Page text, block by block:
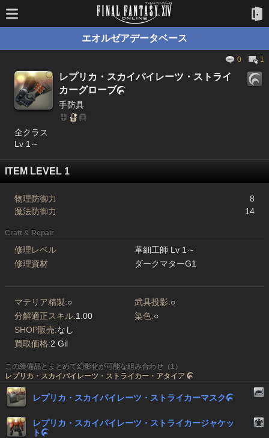
エオルゼアデータベース
0 1
レプリカ・スカイパイレーツ・ストライ
カーグローブ
手防具
全クラス
Lv 1～
ITEM LEVEL 1
物理防御力
8
魔法防御力
14
Craft & Repair
修理レベル
革細工師 Lv 1～
修理資材
ダークマターG1
マテリア精製:○ 武具投影:○
分解適正スキル:1.00 染色:○
SHOP販売:なし
買取価格:2 Gil
この装備品とまとめて幻影化が可能な組み合わせ（1）
レプリカ・スカイパイレーツ・ストライカー・アタイア 
レプリカ・スカイパイレーツ・ストライカーマスク
レプリカ・スカイパイレーツ・ストライカージャケッ
ト